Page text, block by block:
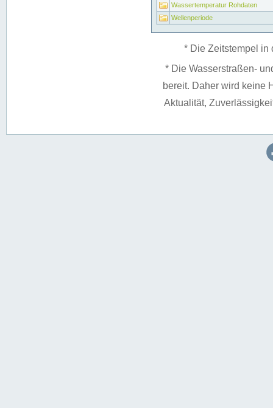
Wassertemperatur Rohdaten
Wellenperiode
* Die Zeitstempel in
* Die Wasserstraßen-
bereit. Daher wird keine
Aktualität,